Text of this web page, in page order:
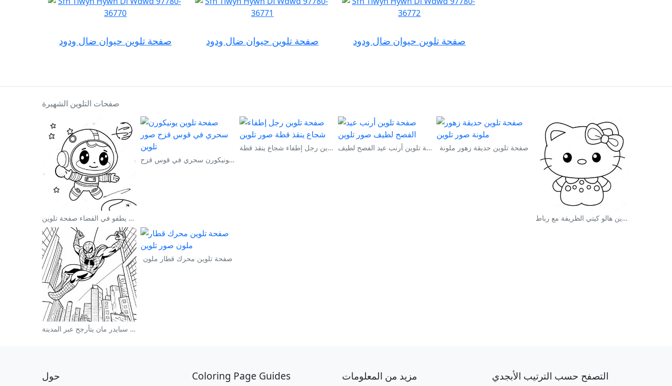
صفحة تلوين حيوان ضال ودود صفحة تلوين حيوان ضال ودود صفحة تلوين حيوان ضال ودود
صفحات التلوين الشهيرة
رائد فضاء لطيف يطفو في الفضاء صفحة تلوين
صفحة تلوين يونيكورن سحري في قوس قزح
صفحة تلوين رجل إطفاء شجاع ينقذ قطة صفحة تلوين أرنب عيد الفصح لطيف صفحة تلوين حديقة زهور ملونة
صفحة تلوين هالو كيتي الظريفة مع رباط
صفحة تلوين سبايدر مان يتأرجح عبر المدينة
صفحة تلوين محرك قطار ملون
حول Coloring Page Guides مزيد من المعلومات التصفح حسب الترتيب الأبجدي